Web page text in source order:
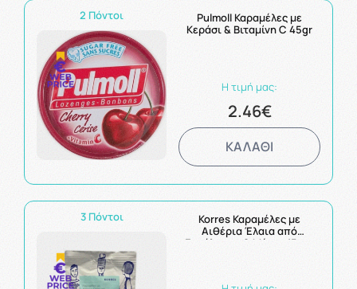
2 Πόντοι
Pulmoll Καραμέλες με
Κεράσι & Βιταμίνη C 45gr
Η τιμή μας:
2.46€
ΚΑΛΑΘΙ
3 Πόντοι
Korres Καραμέλες με
Αιθέρια Έλαια από
Ευκάλυπτο & Μέντα 15τμχ